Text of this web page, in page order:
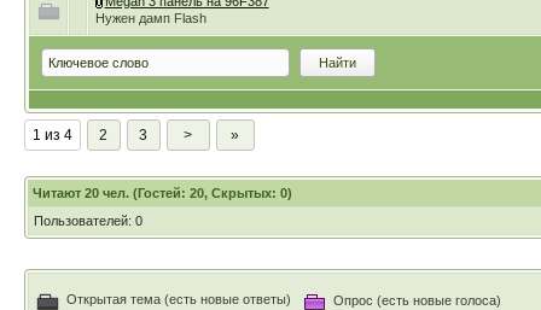
Нужен дамп Flash
1 из 4 2 3 > »
Читают 20 чел. (Гостей: 20, Скрытых: 0)
Пользователей: 0
Открытая тема (есть новые ответы)
Опрос (есть новые голоса)